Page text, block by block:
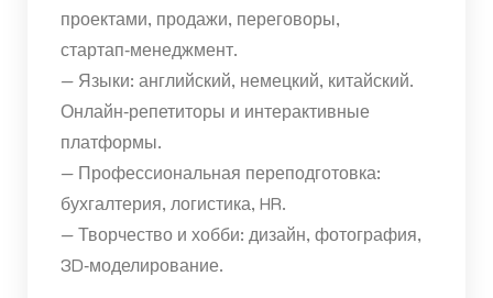
проектами, продажи, переговоры,
стартап‑менеджмент.
— Языки: английский, немецкий, китайский.
Онлайн‑репетиторы и интерактивные
платформы.
— Профессиональная переподготовка:
бухгалтерия, логистика, HR.
— Творчество и хобби: дизайн, фотография,
3D‑моделирование.